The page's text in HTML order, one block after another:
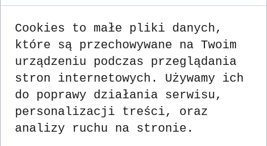
Cookies to małe pliki danych,
które są przechowywane na Twoim
urządzeniu podczas przeglądania
stron internetowych. Używamy ich
do poprawy działania serwisu,
personalizacji treści, oraz
analizy ruchu na stronie.